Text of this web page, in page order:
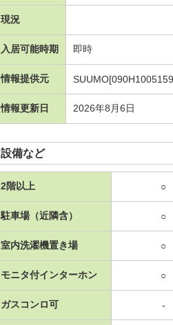
現況
入居可能時期 即時
情報提供元
情報更新日 2026年8月6日
設備など
2階以上 ○
駐車場（近隣含） ○
室内洗濯機置き場 ○
モニタ付インターホン ○
ガスコンロ可 -